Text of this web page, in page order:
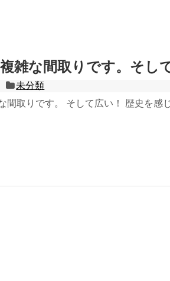
雑な間取りです。そし
未分類
間取りです。 そして広い！ 歴史を感